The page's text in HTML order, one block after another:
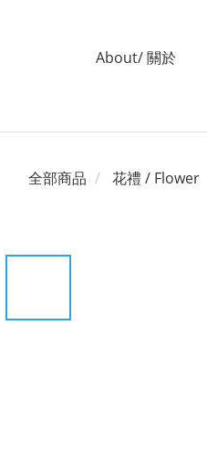
About/ 關於
全部商品 花禮 / Flower